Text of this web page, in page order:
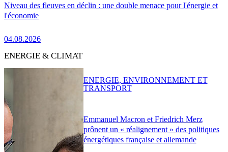
Niveau des fleuves en déclin : une double menace pour l'énergie et
l'économie
04.08.2026
ENERGIE & CLIMAT
Emmanuel Macron et Friedrich Merz
prônent un « réalignement » des politiques
énergétiques française et allemande
ENERGIE, ENVIRONNEMENT ET
TRANSPORT